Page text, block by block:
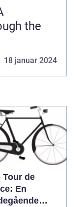
the
18 januar 2024
Tour de
En